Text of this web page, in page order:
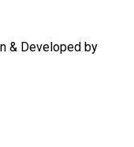
& Developed by